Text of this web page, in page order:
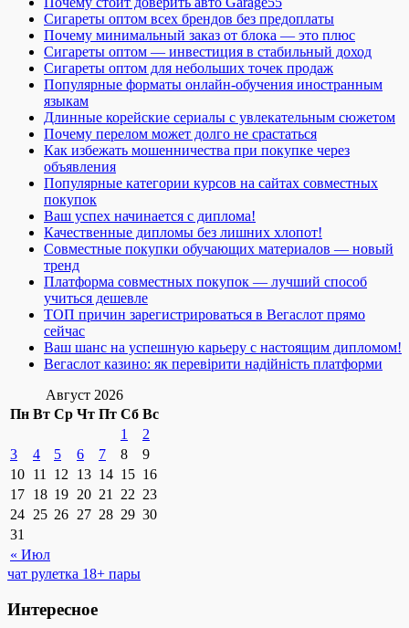
Сигареты оптом всех брендов без предоплаты
Почему минимальный заказ от блока — это плюс
Сигареты оптом — инвестиция в стабильный доход
Сигареты оптом для небольших точек продаж
Популярные форматы онлайн-обучения иностранным
языкам
Длинные корейские сериалы с увлекательным сюжетом
Почему перелом может долго не срастаться
Как избежать мошенничества при покупке через
объявления
Популярные категории курсов на сайтах совместных
покупок
Ваш успех начинается с диплома!
Качественные дипломы без лишних хлопот!
Совместные покупки обучающих материалов — новый
тренд
Платформа совместных покупок — лучший способ
учиться дешевле
ТОП причин зарегистрироваться в Вегаслот прямо
сейчас
Ваш шанс на успешную карьеру с настоящим дипломом!
Вегаслот казино: як перевірити надійність платформи
Август 2026
Пн Вт Ср Чт Пт Сб Вс
« Июл
1
2
3
4 5 6 7 8
9
10 11 12 13 14 15 16
17 18 19 20 21 22 23
24 25 26 27 28 29 30
31
чат рулетка 18+ пары
Интересное